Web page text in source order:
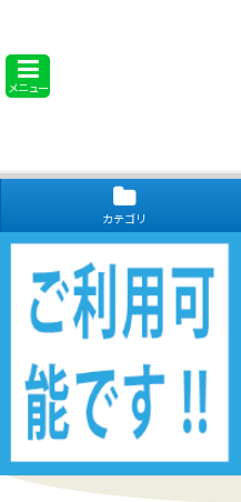
メニュー
カテゴリ